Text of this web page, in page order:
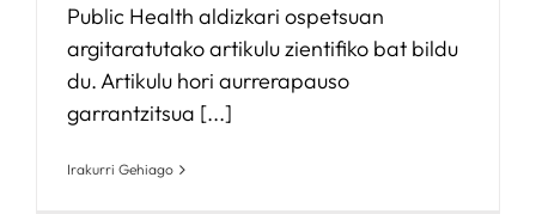
Public Health aldizkari ospetsuan
argitaratutako artikulu zientifiko bat bildu
du. Artikulu hori aurrerapauso
garrantzitsua [...]
Irakurri Gehiago